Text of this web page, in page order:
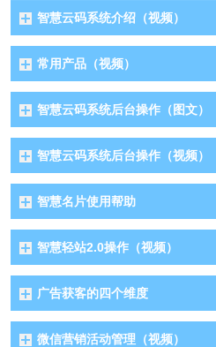
智慧云码系统介绍（视频）
常用产品（视频）
智慧云码系统后台操作（图文）
智慧云码系统后台操作（视频）
智慧名片使用帮助
智慧轻站2.0操作（视频）
广告获客的四个维度
微信营销活动管理（视频）